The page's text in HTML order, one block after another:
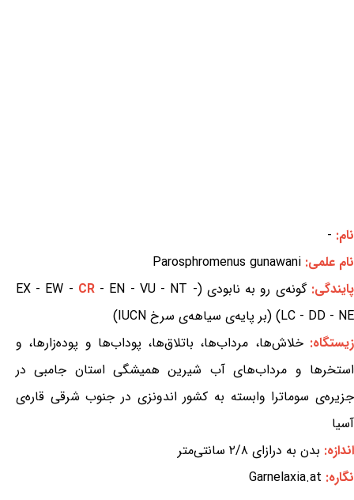
نام: -
نام علمی: Parosphromenus gunawani
پایندگی:گونه‌ی رو به نابودی (EX - EW - CR - EN - VU - NT -
LC - DD - NE) (بر پایه‌ی سیاهه‌ی سرخ IUCN)
زیستگاه:خلاش‌ها، مرداب‌ها، باتلاق‌ها، پوداب‌ها و پوده‌زارها، و
استخرها و مرداب‌های آب شیرین همیشگی استان جامبی در
جزیره‌ی سوماترا وابسته به کشور اندونزی در جنوب شرقی قاره‌ی
آسیا
اندازه: بدن به درازای ۲/۸ سانتی‌متر
نگاره: Garnelaxia.at